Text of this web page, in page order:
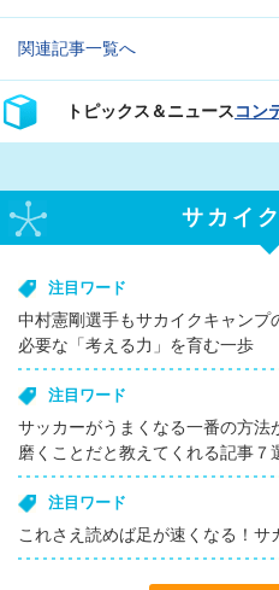
関連記事一覧へ
トピックス＆ニュースコン
サカイ
注目ワード
中村憲剛選手もサカイクキャン
必要な「考える力」を育む一歩
注目ワード
サッカーがうまくなる一番の方法
磨くことだと教えてくれる記事７
注目ワード
これさえ読めば足が速くなる！サ